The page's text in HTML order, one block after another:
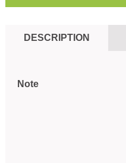
DESCRIPTION
Note